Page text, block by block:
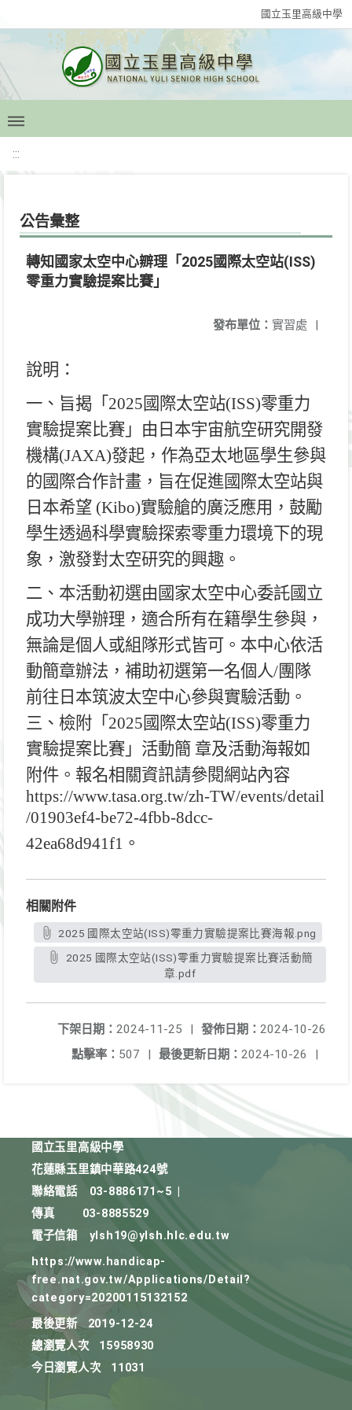
國立玉里高級中學
:::
公告彙整
轉知國家太空中心辧理「2025國際太空站(ISS)
零重力實驗提案比賽」
發布單位： 實習處 |
說明：
一、旨揭「2025國際太空站(ISS)零重力
實驗提案比賽」由日本宇宙航空研究開發
機構(JAXA)發起，作為亞太地區學生參與
的國際合作計畫，旨在促進國際太空站與
日本希望 (Kibo)實驗艙的廣泛應用，鼓勵
學生透過科學實驗探索零重力環境下的現
象，激發對太空研究的興趣。
二、本活動初選由國家太空中心委託國立
成功大學辦理，適合所有在籍學生參與，
無論是個人或組隊形式皆可。本中心依活
動簡章辦法，補助初選第一名個人/團隊
前往日本筑波太空中心參與實驗活動。
三、檢附「2025國際太空站(ISS)零重力
實驗提案比賽」活動簡 章及活動海報如
附件。報名相關資訊請參閱網站內容
https://www.tasa.org.tw/zh-TW/events/detail
/01903ef4-be72-4fbb-8dcc-
42ea68d941f1。
相關附件
2025 國際太空站(ISS)零重力實驗提案比賽海報.png
章.pdf
發佈日期： 2024-10-26
下架日期： 2024-11-25
|
最後更新日期： 2024-10-26 |
點擊率： 507 |
國立玉里高級中學
花蓮縣玉里鎮中華路424號
聯絡電話
03-8886171~5
傳真
03-8885529
電子信箱
ylsh19@ylsh.hlc.edu.tw
https://www.handicap-
free.nat.gov.tw/Applications/Detail?
category=20200115132152
最後更新
2019-12-24
總瀏覽人次
15958930
今日瀏覽人次
11031